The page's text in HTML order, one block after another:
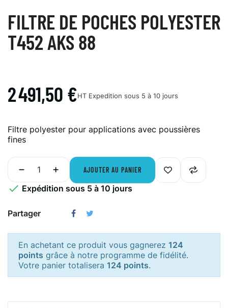
FILTRE DE POCHES POLYESTER
T452 AKS 88
2 491,50 €HT Expedition sous 5 à 10 jours
Filtre polyester pour applications avec poussières
fines
AJOUTER AU PANIER
 Expédition sous 5 à 10 jours
Partager
En achetant ce produit vous gagnerez 124
points grâce à notre programme de fidélité.
Votre panier totalisera 124 points.